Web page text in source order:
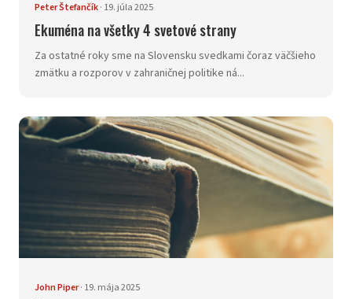
Peter Štefančík· 19. júla 2025
Ekuména na všetky 4 svetové strany
Za ostatné roky sme na Slovensku svedkami čoraz väčšieho
zmätku a rozporov v zahraničnej politike ná...
John Piper· 19. mája 2025